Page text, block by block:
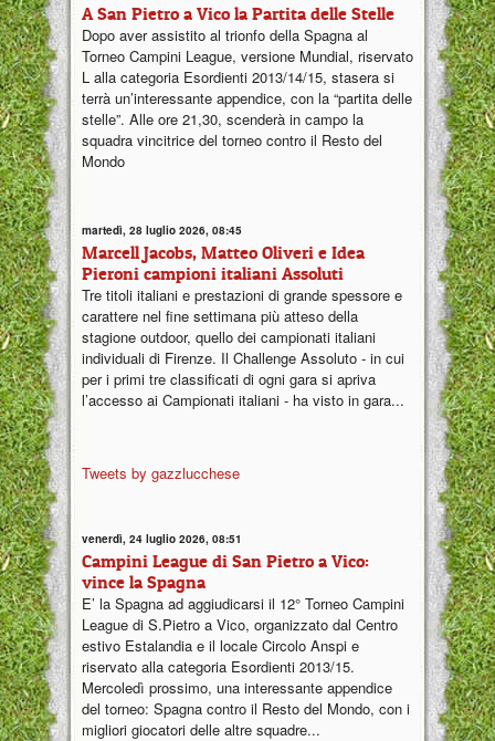
A San Pietro a Vico la Partita delle Stelle
Dopo aver assistito al trionfo della Spagna al
Torneo Campini League, versione Mundial, riservato
L alla categoria Esordienti 2013/14/15, stasera si
terrà un’interessante appendice, con la “partita delle
stelle”. Alle ore 21,30, scenderà in campo la
squadra vincitrice del torneo contro il Resto del
Mondo
martedì, 28 luglio 2026, 08:45
Marcell Jacobs, Matteo Oliveri e Idea
Pieroni campioni italiani Assoluti
Tre titoli italiani e prestazioni di grande spessore e
carattere nel fine settimana più atteso della
stagione outdoor, quello dei campionati italiani
individuali di Firenze. Il Challenge Assoluto - in cui
per i primi tre classificati di ogni gara si apriva
l’accesso ai Campionati italiani - ha visto in gara...
Tweets by gazzlucchese
venerdì, 24 luglio 2026, 08:51
Campini League di San Pietro a Vico:
vince la Spagna
E’ la Spagna ad aggiudicarsi il 12° Torneo Campini
League di S.Pietro a Vico, organizzato dal Centro
estivo Estalandia e il locale Circolo Anspi e
riservato alla categoria Esordienti 2013/15.
Mercoledì prossimo, una interessante appendice
del torneo: Spagna contro il Resto del Mondo, con i
migliori giocatori delle altre squadre...